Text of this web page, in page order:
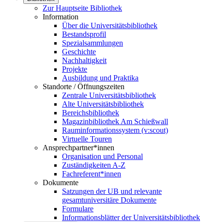
Zur Hauptseite Bibliothek
Information
Über die Universitätsbibliothek
Bestandsprofil
Spezialsammlungen
Geschichte
Nachhaltigkeit
Projekte
Ausbildung und Praktika
Standorte / Öffnungszeiten
Zentrale Universitätsbibliothek
Alte Universitätsbibliothek
Bereichsbibliothek
Magazinbibliothek Am Schießwall
Rauminformationssystem (v:scout)
Virtuelle Touren
Ansprechpartner*innen
Organisation und Personal
Zuständigkeiten A-Z
Fachreferent*innen
Dokumente
Satzungen der UB und relevante
gesamtuniversitäre Dokumente
Formulare
Informationsblätter der Universitätsbibliothek